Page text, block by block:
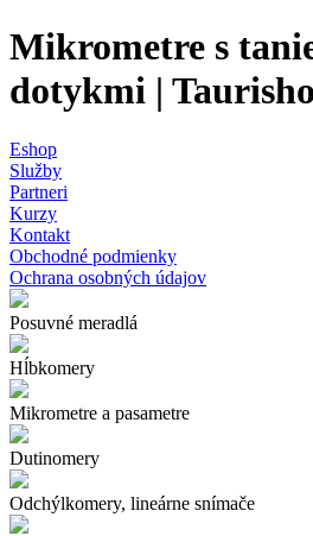
Mikrometre s
dotykmi |
Eshop
Služby
Partneri
Kurzy
Kontakt
Obchodné podmienky
Ochrana osobných údajov
Posuvné meradlá
Hĺbkomery
Mikrometre a pasametre
Dutinomery
Odchýlkomery, lineárne snímače